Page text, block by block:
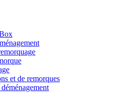
et de remorques